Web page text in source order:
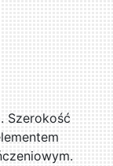
Szerokość